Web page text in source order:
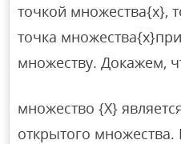
точкой множества{x},
точка
множеству. Докажем,
множество {X}
открытого множества.